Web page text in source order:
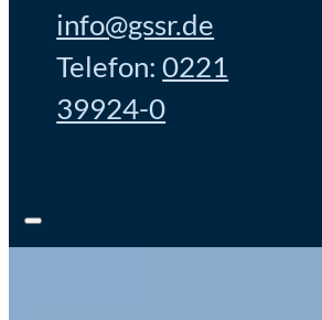
info@gssr.de
Telefon:0221
39924-0